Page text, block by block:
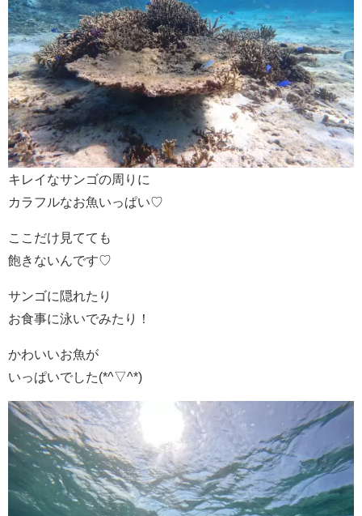
キレイなサンゴの周りに
カラフルなお魚いっぱい♡
ここだけ見てても
飽きないんです♡
サンゴに隠れたり
お食事に泳いでみたり！
かわいいお魚が
いっぱいでした(*^▽^*)